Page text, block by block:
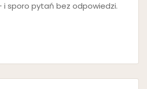
sporo pytań bez odpowiedzi.